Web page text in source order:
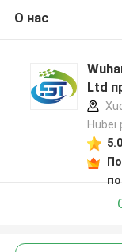
О нас
Ltd
Hubei
5.0